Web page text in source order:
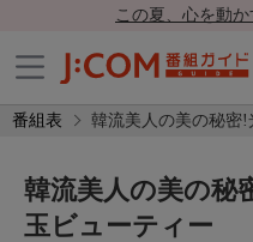
この夏、心を動
番組表 韓流美人の美の秘密
韓流美人の美の秘
玉ビューティー